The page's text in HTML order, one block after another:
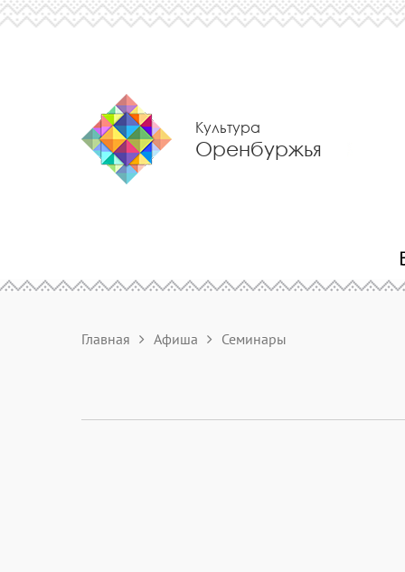
Культура
Оренбуржья
Главная Афиша Семинары